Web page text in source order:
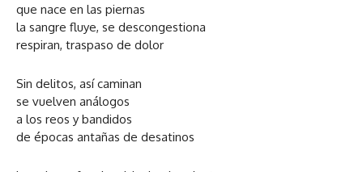
que nace en las piernas
la sangre fluye, se descongestiona
respiran, traspaso de dolor
Sin delitos, así caminan
se vuelven análogos
a los reos y bandidos
de épocas antañas de desatinos